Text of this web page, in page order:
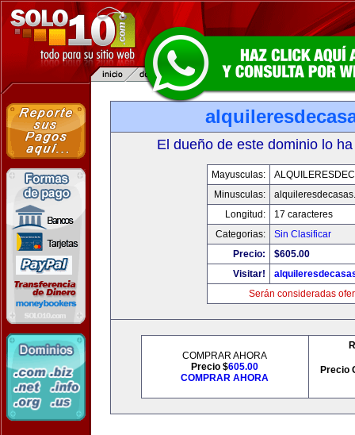
El dueño de este dominio lo
Mayusculas:
Minusculas:
Longitud:
17 caracteres
Categorias:
Sin Clasificar
Precio:
$605.00
Visitar!
Serán consideradas
COMPRAR AHORA
Precio $605.00
COMPRAR AHORA
Precio